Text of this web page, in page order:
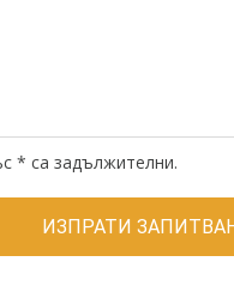
* са задължителни.